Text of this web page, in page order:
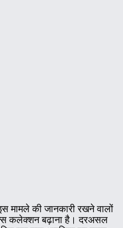
मामले की जानकारी रखने वालों
कलेक्शन बढ़ाना है। दरअसल